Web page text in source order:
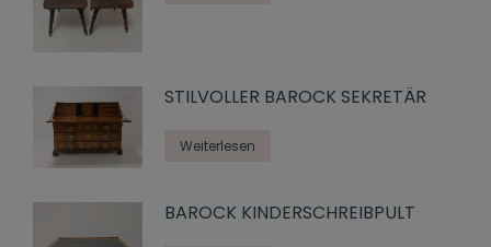
STILVOLLER BAROCK SEKRETÄR
Weiterlesen
BAROCK KINDERSCHREIBPULT